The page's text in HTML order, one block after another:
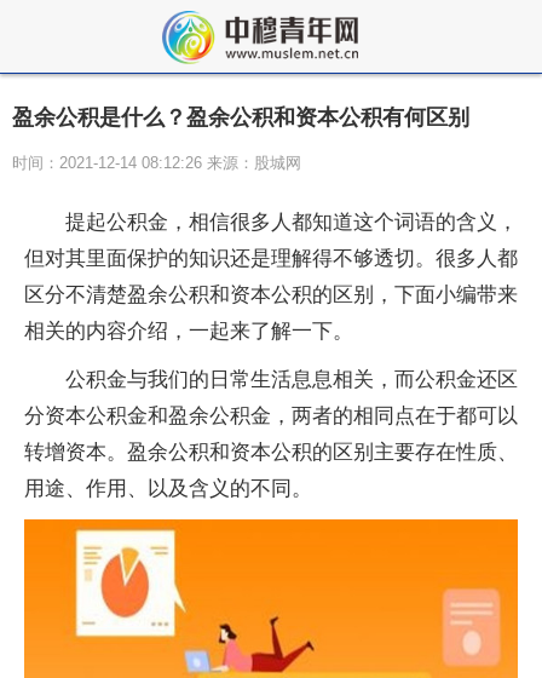
盈余公积是什么？盈余公积和资本公积有何区别
时间：2021-12-14 08:12:26 来源：股城网
提起公积金，相信很多人都知道这个词语的含义，
但对其里面保护的知识还是理解得不够透切。很多人都
区分不清楚盈余公积和资本公积的区别，下面小编带来
相关的内容介绍，一起来了解一下。
公积金与我们的日常生活息息相关，而公积金还区
分资本公积金和盈余公积金，两者的相同点在于都可以
转增资本。盈余公积和资本公积的区别主要存在性质、
用途、作用、以及含义的不同。